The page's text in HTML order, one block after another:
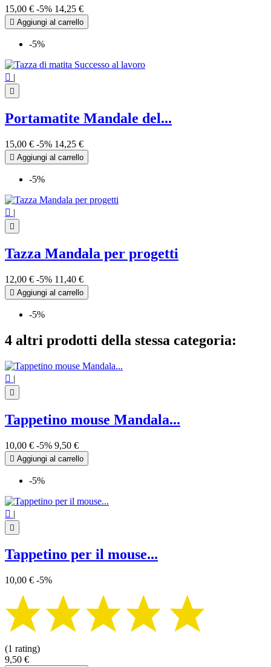
15,00 € -5% 14,25 €
 Aggiungi al carrello
-5%
 |

Portamatite Mandale del...
15,00 € -5% 14,25 €
 Aggiungi al carrello
-5%
 |

Tazza Mandala per progetti
12,00 € -5% 11,40 €
 Aggiungi al carrello
-5%
4 altri prodotti della stessa categoria:
 |

Tappetino mouse Mandala...
10,00 € -5% 9,50 €
 Aggiungi al carrello
-5%
 |

Tappetino per il mouse...
10,00 € -5%
(1 rating)
9,50 €